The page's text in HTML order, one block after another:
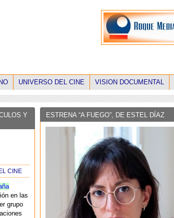
UNIVERSO DEL CINE VISION DOCUMENTAL
Y
CINE
en las
grupo
ESTRENA “A FUEGO”, DE ESTEL DÍAZ